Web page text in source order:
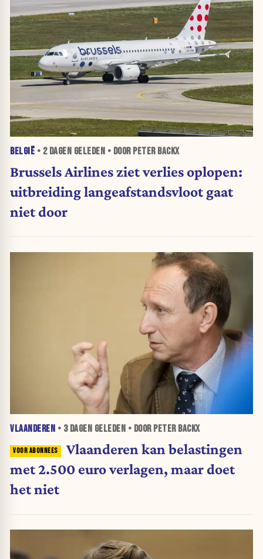
BELGIË • 2 DAGEN GELEDEN • DOOR PETER BACKX
Brussels Airlines ziet verlies oplopen:
uitbreiding langeafstandsvloot gaat
niet door
VLAANDEREN • 3 DAGEN GELEDEN • DOOR PETER BACKX
Vlaanderen kan belastingen
met 2.500 euro verlagen, maar doet
het niet